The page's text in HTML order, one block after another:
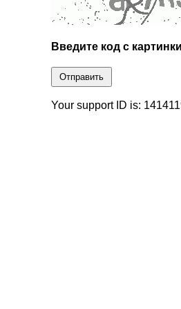
Введите код с
Отправить
Your support ID is: